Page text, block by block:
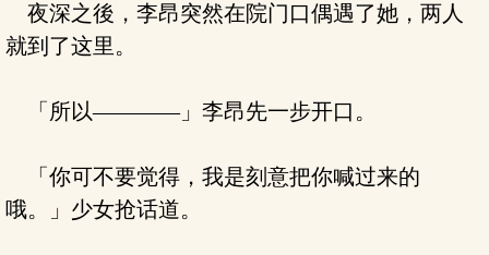
夜深之後，李昂突然在院门口偶遇了她，两人
就到了这里。
「所以————」李昂先一步开口。
「你可不要觉得，我是刻意把你喊过来的
哦。」少女抢话道。